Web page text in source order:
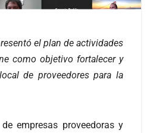
el plan de actividades
como objetivo fortalecer y
de proveedores para la
empresas proveedoras y